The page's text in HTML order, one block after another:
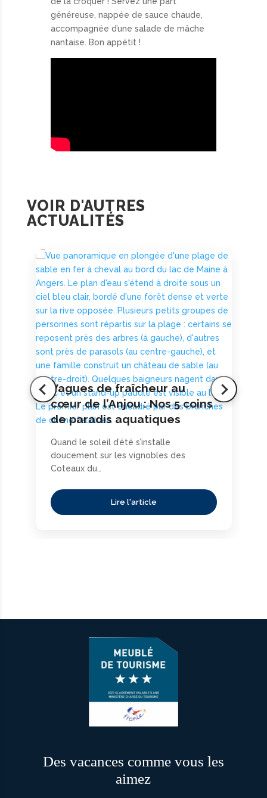
généreuse, nappée de sauce chaude,
accompagnée d’une salade de mâche
nantaise. Bon appétit !
VOIR D'AUTRES
ACTUALITÉS
Vagues de fraîcheur au
cœur de l’Anjou : Nos 5 coins
de paradis aquatiques
Quand le soleil d’été s’installe
doucement sur les vignobles des
Coteaux du…
Lire l'article
Des vacances comme vous les
aimez